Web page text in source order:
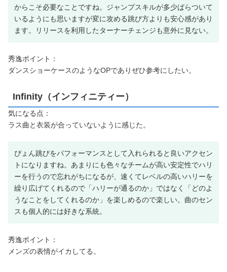
からこそ必要なことですね。ジャンプスキルが多少ばらついて
いるようにも思いますが変に攻める跳び方よりも安心感があり
ます。リリースを利用したターナーチェンジも意外に見ない。
秀逸ポイント：
ダンスショーケースのようなOPでありぜひ参考にしたい。
Infinity（インフィニティー）
気になる点：
ラス曲と衣装が合っていないように感じた。
ぴょん跳びをパフォーマンスとして入れられると良いアクセン
トになりますね。あまりにも色々なチームが高い安定性でハリ
ーを行うので忘れがちになるが、速くてレベルの高いハリーを
繰り広げてくれるので「ハリーが通るのか」ではなく「どのよ
うなことをしてくれるのか」を楽しめるので楽しい。曲のセン
スも個人的には好きな系統。
秀逸ポイント：
メンズの表情がイカしてる。